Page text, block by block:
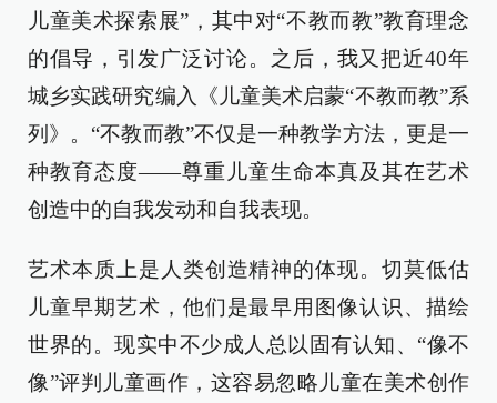
儿童美术探索展”，其中对“不教而教”教育理念
的倡导，引发广泛讨论。之后，我又把近40年
城乡实践研究编入《儿童美术启蒙“不教而教”系
列》。“不教而教”不仅是一种教学方法，更是一
种教育态度——尊重儿童生命本真及其在艺术
创造中的自我发动和自我表现。
艺术本质上是人类创造精神的体现。切莫低估
儿童早期艺术，他们是最早用图像认识、描绘
世界的。现实中不少成人总以固有认知、“像不
像”评判儿童画作，这容易忽略儿童在美术创作